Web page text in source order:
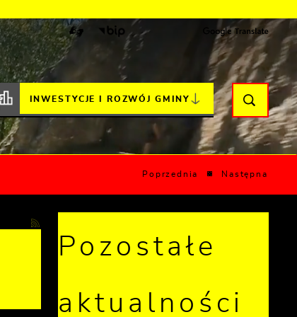
INWESTYCJE I ROZWÓJ GMINY
Poprzednia Następna
Pozostałe
aktualności